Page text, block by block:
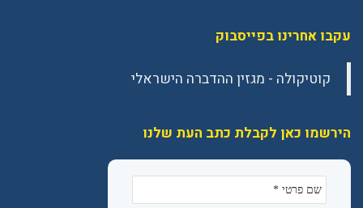
עקבו אחרינו בפייסבוק
הירשמו כאן לקבלת כתב העת שלנו